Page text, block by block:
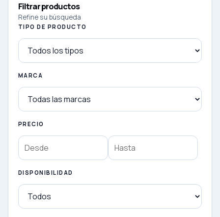
Filtrar productos
Refine su búsqueda
TIPO DE PRODUCTO
MARCA
PRECIO
DISPONIBILIDAD